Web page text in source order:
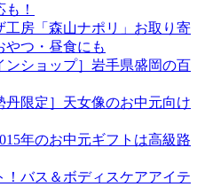
！
工房「森山ナポリ」お取り寄
やつ・昼食にも
ンショップ］岩手県盛岡の百
限定］天女像のお中元向け
年のお中元ギフトは高級路
バス＆ボディスケアアイテ